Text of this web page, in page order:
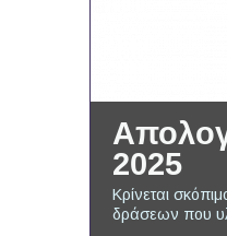
2025
Κρίνεται
δράσεων που